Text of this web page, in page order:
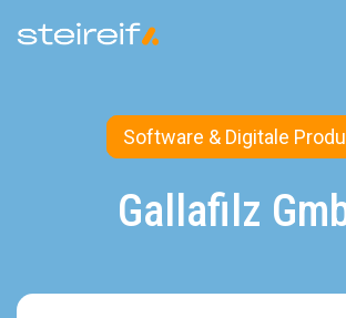
Software & Digitale
Gallafilz